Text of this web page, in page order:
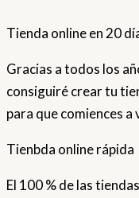
Tienda online en 20
Gracias a todos los
consiguiré crear tu
para que comiences a
Tienbda online rápida
El 100 % de las